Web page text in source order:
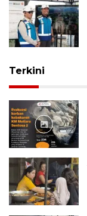
Terkini